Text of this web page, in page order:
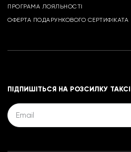
ПРОГРАМА ЛОЯЛЬНОСТІ
ОФЕРТА ПОДАРУНКОВОГО СЕРТИФІКАТА
ПІДПИШІТЬСЯ НА РОЗСИЛКУ ТАКСІ